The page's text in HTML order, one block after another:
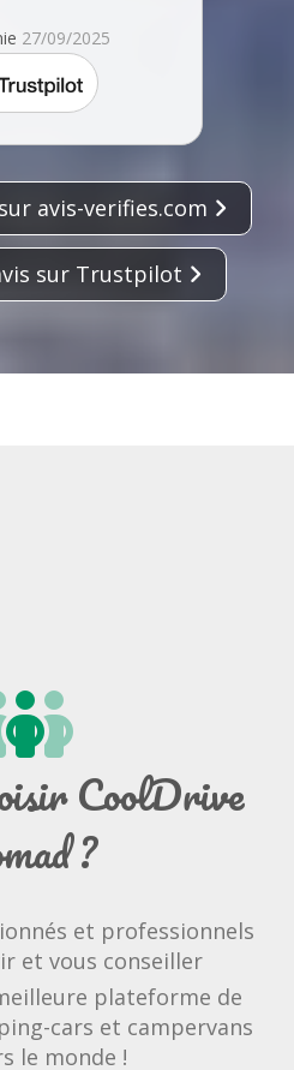
27/09/2025
avis-verifies.com
sur Trustpilot
CoolDrive
?
et professionnels
et vous conseiller
plateforme de
cars et campervans
le monde !